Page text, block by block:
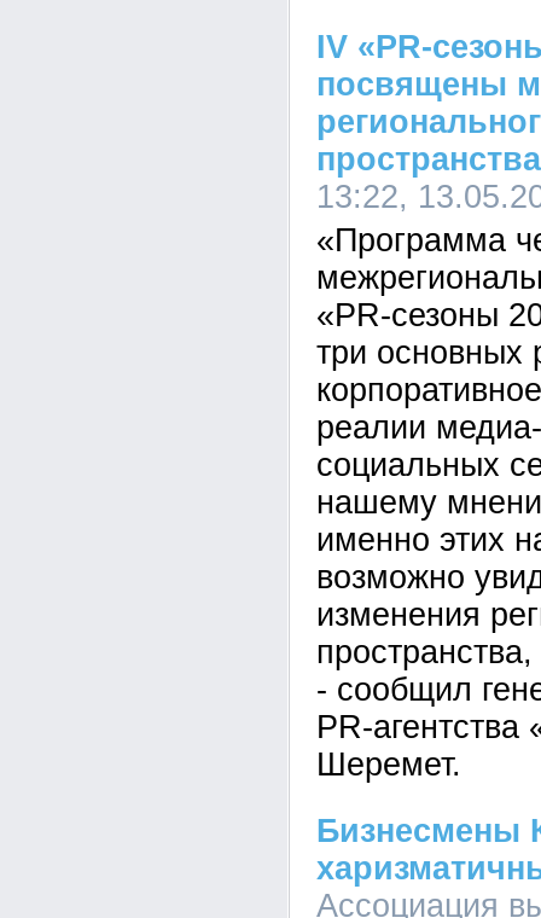
IV «PR-
посвящены
13:22,
«Программа
«PR-сезоны
три основных
реалии
социальных
нашему
именно этих
возможно
изменения
- сообщил
PR-агентства
Шеремет.
Бизнесмены
Ассоциация